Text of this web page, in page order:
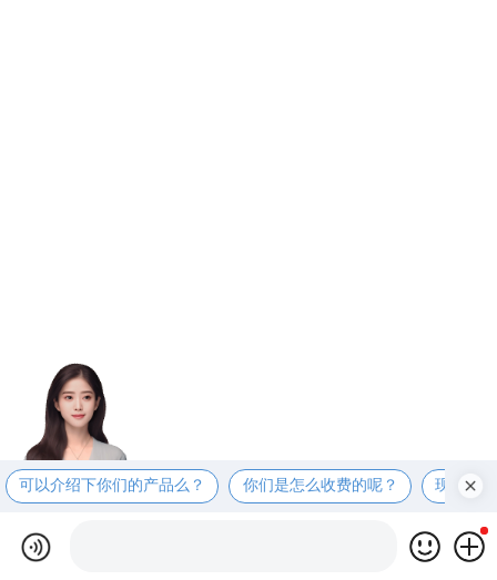
可以介绍下你们的产品么？ 你们是怎么收费的呢？ 现在有